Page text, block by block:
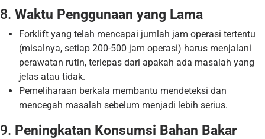
8. Waktu Penggunaan yang Lama
Forklift yang telah mencapai jumlah jam operasi tertentu
(misalnya, setiap 200-500 jam operasi) harus menjalani
perawatan rutin, terlepas dari apakah ada masalah yang
jelas atau tidak.
Pemeliharaan berkala membantu mendeteksi dan
mencegah masalah sebelum menjadi lebih serius.
9. Peningkatan Konsumsi Bahan Bakar